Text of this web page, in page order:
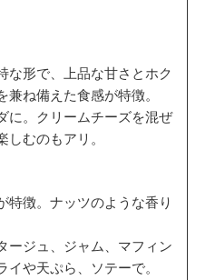
な形で、上品な甘さとホク
ね備えた食感が特徴。
に。クリームチーズを混ぜ
しむのもアリ。
特徴。ナッツのような香り
ージュ、ジャム、マフィン
や天ぷら、ソテーで。